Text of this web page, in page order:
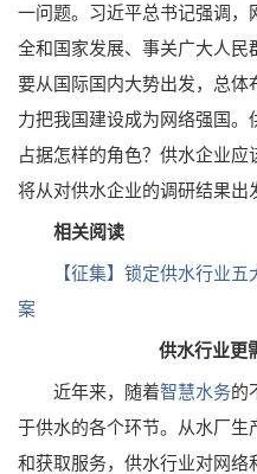
一问题。习近平总书记强调，
全和国家发展、事关广大人民
要从国际国内大势出发，总体
力把我国建设成为网络强国
占据怎样的角色？供水企业
将从对供水企业的调研结果出
相关阅读
【征集】锁定供水行业
案
供水行业更
近年来，随着智慧水务的
于供水的各个环节。从水厂生
和获取服务，供水行业对网络